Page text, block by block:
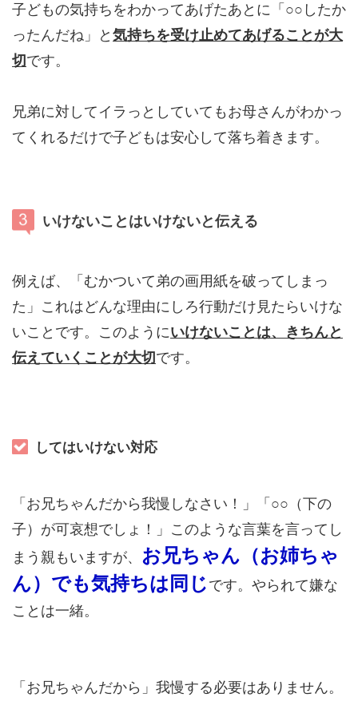
子どもの気持ちをわかってあげたあとに「○○したか
ったんだね」と 気持ちを受け止めてあげることが大
切です。
兄弟に対してイラっとしていてもお母さんがわかっ
てくれるだけで子どもは安心して落ち着きます。
いけないことはいけないと伝える
例えば、「むかついて弟の画用紙を破ってしまっ
た」これはどんな理由にしろ行動だけ見たらいけな
いことです。このようにいけないことは、きちんと
伝えていくことが大切です。
してはいけない対応
「お兄ちゃんだから我慢しなさい！」「○○（下の
子）が可哀想でしょ！」このような言葉を言ってし
まう親もいますが、 お兄ちゃん（お姉ちゃ
ん）でも気持ちは同じ です。やられて嫌な
ことは一緒。
「お兄ちゃんだから」我慢する必要はありません。